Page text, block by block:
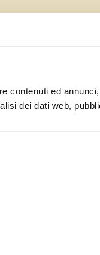
contenuti ed
dei dati web,